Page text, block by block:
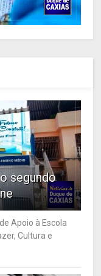
segundo
Apoio à Escola
Cultura e